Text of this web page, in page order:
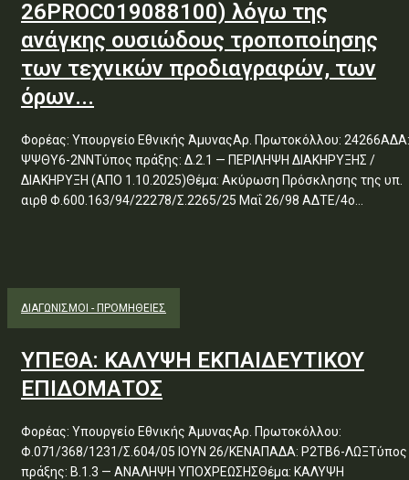
26PROC019088100) λόγω της
ανάγκης ουσιώδους τροποποίησης
των τεχνικών προδιαγραφών, των
όρων...
Φορέας: Υπουργείο Εθνικής ΆμυναςΑρ. Πρωτοκόλλου: 24266ΑΔΑ:
ΨΨΘΥ6-2ΝΝΤύπος πράξης: Δ.2.1 — ΠΕΡΙΛΗΨΗ ΔΙΑΚΗΡΥΞΗΣ /
ΔΙΑΚΗΡΥΞΗ (ΑΠΟ 1.10.2025)Θέμα: Ακύρωση Πρόσκλησης της υπ.
αιρθ Φ.600.163/94/22278/Σ.2265/25 Μαΐ 26/98 ΑΔΤΕ/4ο...
ΔΙΑΓΩΝΙΣΜΟΊ - ΠΡΟΜΉΘΕΙΕΣ
ΥΠΕΘΑ: ΚΑΛΥΨΗ ΕΚΠΑΙΔΕΥΤΙΚΟΥ
ΕΠΙΔΟΜΑΤΟΣ
Φορέας: Υπουργείο Εθνικής ΆμυναςΑρ. Πρωτοκόλλου:
Φ.071/368/1231/Σ.604/05 ΙΟΥΝ 26/ΚΕΝΑΠΑΔΑ: Ρ2ΤΒ6-ΛΩΞΤύπος
πράξης: Β.1.3 — ΑΝΑΛΗΨΗ ΥΠΟΧΡΕΩΣΗΣΘέμα: ΚΑΛΥΨΗ